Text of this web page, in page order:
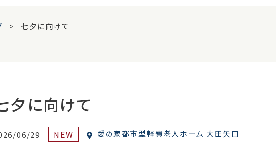
七夕に向けて
夕に向けて
06/29 NEW 愛の家都市型軽費老人ホーム 大田矢口